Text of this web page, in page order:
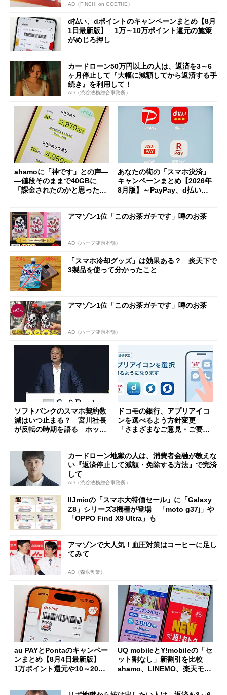
AD（FINCHI on GOETHE）
d払い、dポイントのキャンペーンまとめ【8月
1日最新版】 1万～10万ポイント還元の施策
がめじろ押し
カードローン50万円以上の人は、返済を3～6
ヶ月停止して『大幅に減額してから返済する手
続き』を利用して！
AD（渋谷法務総合事務所）
ahamoに「神です」との声―
―値段そのままで40GBに
「課金されたのかと思った」
あなたの街の「スマホ決済」
キャンペーンまとめ【2026年
8月版】～PayPay、d払い、a
アマゾン1位「このお茶ガチです」噂のお茶
AD（ハーブ健康本舗）
「スマホ冷却グッズ」は効果ある？ 炎天下で
3製品を使って分かったこと
アマゾン1位「このお茶ガチです」噂のお茶
AD（ハーブ健康本舗）
ソフトバンクのスマホ契約数
減はいつ止まる？ 宮川社長
が反転の時期を語る ホッピ
ドコモの銀行、アプリアイコ
ンを選べるよう方針変更
「さまざまなご意見・ご要望
カードローン地獄の人は、消費者金融が教えな
い『返済停止して減額・免除する方法』で完済
して
AD（渋谷法務総合事務所）
IIJmioの「スマホ大特価セール」に「Galaxy
Z8」シリーズ3機種が登場 「moto g37j」や
「OPPO Find X9 Ultra」も
アマゾンで大人気！血圧対策はコーヒーに足し
てみて
AD（森永乳業）
au PAYとPontaのキャンペー
ンまとめ【8月4日最新版】
1万ポイント還元や10～20％
UQ mobileとY!mobileの「セ
ット割なし」新割引を比較
ahamo、LINEMO、楽天モバ